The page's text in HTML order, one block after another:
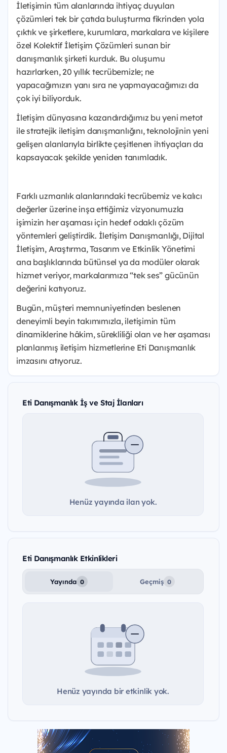
İletişimin tüm alanlarında ihtiyaç duyulan
çözümleri tek bir çatıda buluşturma fikrinden yola
çıktık ve şirketlere, kurumlara, markalara ve kişilere
özel Kolektif İletişim Çözümleri sunan bir
danışmanlık şirketi kurduk. Bu oluşumu
hazırlarken, 20 yıllık tecrübemizle; ne
yapacağımızın yanı sıra ne yapmayacağımızı da
çok iyi biliyorduk.
İletişim dünyasına kazandırdığımız bu yeni metot
ile stratejik iletişim danışmanlığını, teknolojinin yeni
gelişen alanlarıyla birlikte çeşitlenen ihtiyaçları da
kapsayacak şekilde yeniden tanımladık.
Farklı uzmanlık alanlarındaki tecrübemiz ve kalıcı
değerler üzerine inşa ettiğimiz vizyonumuzla
işimizin her aşaması için hedef odaklı çözüm
yöntemleri geliştirdik. İletişim Danışmanlığı, Dijital
İletişim, Araştırma, Tasarım ve Etkinlik Yönetimi
ana başlıklarında bütünsel ya da modüler olarak
hizmet veriyor, markalarımıza “tek ses” gücünün
değerini katıyoruz.
Bugün, müşteri memnuniyetinden beslenen
deneyimli beyin takımımızla, iletişimin tüm
dinamiklerine hâkim, sürekliliği olan ve her aşaması
planlanmış iletişim hizmetlerine Eti Danışmanlık
imzasını atıyoruz.
Eti Danışmanlık İş ve Staj İlanları
Henüz yayında ilan yok.
Eti Danışmanlık Etkinlikleri
Yayında 0 Geçmiş 0
Henüz yayında bir etkinlik yok.